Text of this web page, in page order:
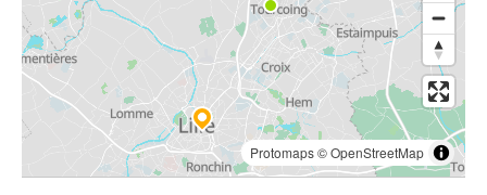
Međunarodni aerodrom Pariz Šarl de Gol
Lil
Gent
Protomaps©OpenStreetMap